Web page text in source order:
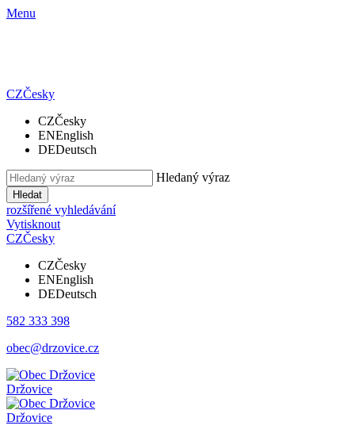
Menu
CZČesky
CZČesky
ENEnglish
DEDeutsch
Hledaný výraz
Hledat
rozšířené vyhledávání
Vytisknout
CZČesky
CZČesky
ENEnglish
DEDeutsch
582 333 398
obec@drzovice.cz
Držovice
Držovice